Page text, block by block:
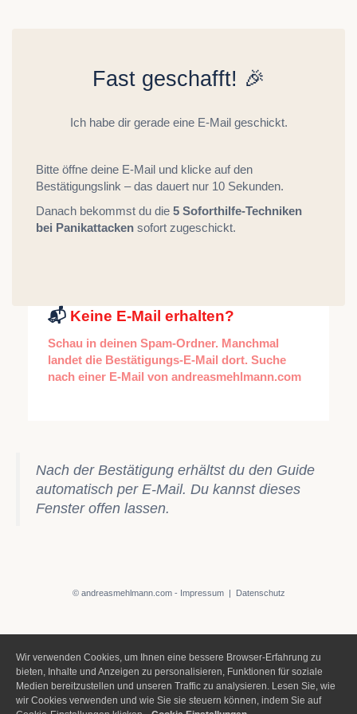
Fast geschafft! 🎉
Ich habe dir gerade eine E-Mail geschickt.
Bitte öffne deine E-Mail und klicke auf den
Bestätigungslink – das dauert nur 10 Sekunden.
Danach bekommst du die 5 Soforthilfe-Techniken
bei Panikattacken sofort zugeschickt.
📬 Keine E-Mail erhalten?
Schau in deinen Spam-Ordner. Manchmal
landet die Bestätigungs-E-Mail dort. Suche
nach einer E-Mail von andreasmehlmann.com
Nach der Bestätigung erhältst du den Guide
automatisch per E-Mail. Du kannst dieses
Fenster offen lassen.
© andreasmehlmann.com - Impressum| Datenschutz
Wir verwenden Cookies, um Ihnen eine bessere Browser-Erfahrung zu
bieten, Inhalte und Anzeigen zu personalisieren, Funktionen für soziale
Medien bereitzustellen und unseren Traffic zu analysieren. Lesen Sie, wie
wir Cookies verwenden und wie Sie sie steuern können, indem Sie auf